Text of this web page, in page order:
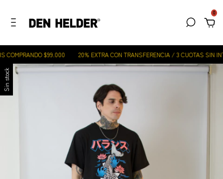
0
COMPRANDO $99.000 20% EXTRA CON TRANSFERENCIA / 3 CUOTAS SIN
Sin stock